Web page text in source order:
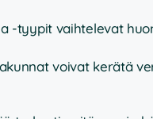
-tyypit vaihtelevat
voivat kerätä